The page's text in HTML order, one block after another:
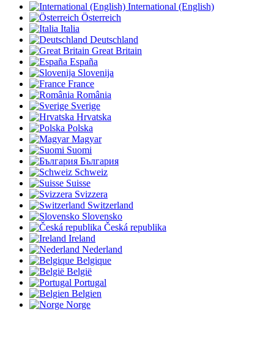
International (English)
Österreich
Italia
Deutschland
Great Britain
España
Slovenija
France
România
Sverige
Hrvatska
Polska
Magyar
Suomi
България
Schweiz
Suisse
Svizzera
Switzerland
Slovensko
Česká republika
Ireland
Nederland
Belgique
België
Portugal
Belgien
Norge